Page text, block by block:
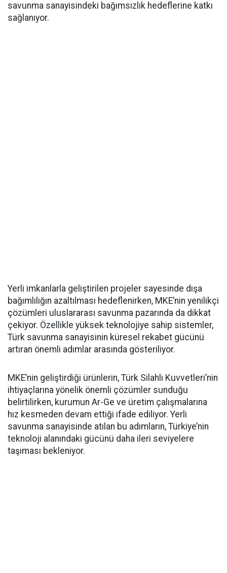
savunma sanayisindeki bağımsızlık hedeflerine katkı
sağlanıyor.
Yerli imkanlarla geliştirilen projeler sayesinde dışa
bağımlılığın azaltılması hedeflenirken, MKE’nin yenilikçi
çözümleri uluslararası savunma pazarında da dikkat
çekiyor. Özellikle yüksek teknolojiye sahip sistemler,
Türk savunma sanayisinin küresel rekabet gücünü
artıran önemli adımlar arasında gösteriliyor.
MKE’nin geliştirdiği ürünlerin, Türk Silahlı Kuvvetleri’nin
ihtiyaçlarına yönelik önemli çözümler sunduğu
belirtilirken, kurumun Ar-Ge ve üretim çalışmalarına
hız kesmeden devam ettiği ifade ediliyor. Yerli
savunma sanayisinde atılan bu adımların, Türkiye’nin
teknoloji alanındaki gücünü daha ileri seviyelere
taşıması bekleniyor.